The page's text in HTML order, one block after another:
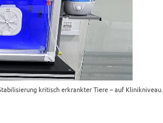
kritisch erkrankter Tiere – auf Klinikniveau.